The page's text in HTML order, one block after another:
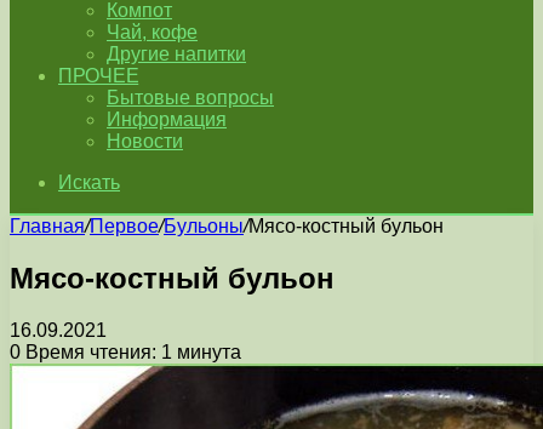
Компот
Чай, кофе
Другие напитки
ПРОЧЕЕ
Бытовые вопросы
Информация
Новости
Искать
Главная/Первое/Бульоны/Мясо-костный бульон
Мясо-костный бульон
16.09.2021
0 Время чтения: 1 минута